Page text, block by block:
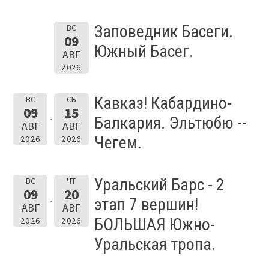
ВС
09
АВГ
2026
Заповедник Басеги.
Южный Басег.
ВС
09
АВГ
2026
СБ
15
АВГ
2026
Кавказ! Кабардино-
Балкария. Эльтюбю --
Чегем.
ВС
09
АВГ
2026
ЧТ
20
АВГ
2026
Уральский Барс - 2
этап 7 вершин!
БОЛЬШАЯ Южно-
Уральская тропа.